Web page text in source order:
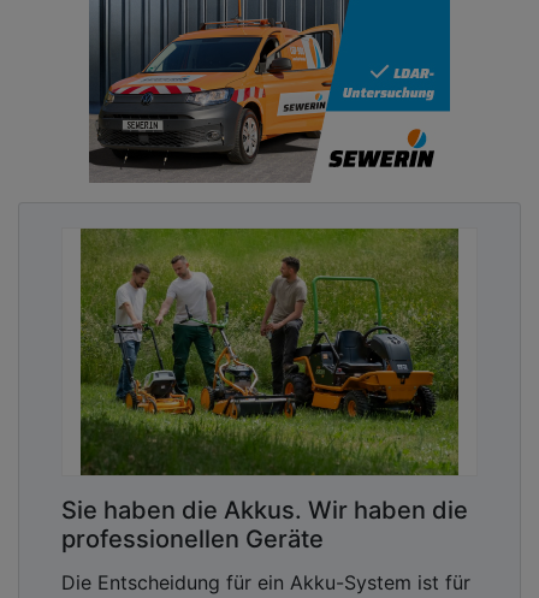
Sie haben die Akkus. Wir haben die
professionellen Geräte
Die Entscheidung für ein Akku-System ist für